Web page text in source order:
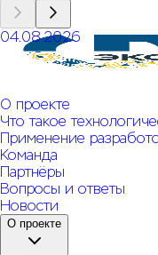
04.08.2026
Открыт прием
"Экспедиция. Земля"
О проекте
Что такое
Применение
Команда
Партнёры
Вопросы и ответы
Новости
О проекте